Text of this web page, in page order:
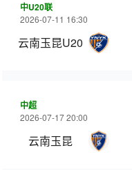
中U20联
2026-07-11 16:30
云南玉昆U20
中超
2026-07-17 20:00
云南玉昆